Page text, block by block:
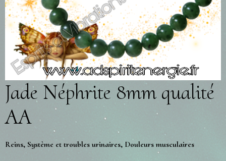
Jade Néphrite 8mm qualité
AA
Reins, Système et troubles urinaires, Douleurs musculaires